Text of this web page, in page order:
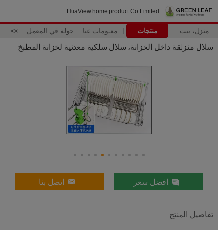
HuaView home product Co Limited
منزل، بيت منتجات معلومات عنا جولة في المعمل >>
سلال منزلقة داخل الخزانة، سلال سلكية معدنية لخزانة المطبخ
افضل سعر اتصل بنا
تفاصيل المنتج